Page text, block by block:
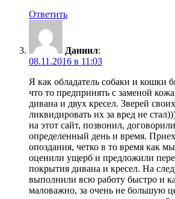
Ответить
Даниил:
08.11.2016 в 11:03
Я как обладатель собаки и кошки
что то предпринять с заменой
дивана и двух кресел. Зверей
ликвидировать их за вред не
на этот сайт, позвонил,
определенный день и время.
опоздания, четко в то время как
оценили ущерб и предложили
покрытия дивана и кресел. На
выполнили всю работу быстро и
маловажно, за очень не большую